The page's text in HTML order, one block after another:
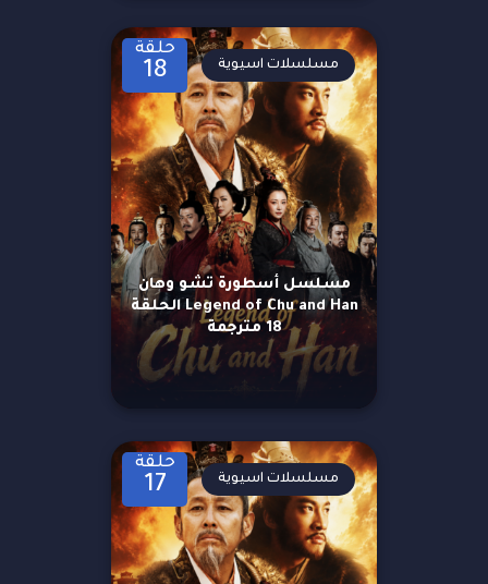
حلقة
18
مسلسل أسطورة تشو وهان
Legend of Chu and Han الحلقة
18 مترجمة
مسلسلات اسيوية
حلقة
17 مسلسلات اسيوية